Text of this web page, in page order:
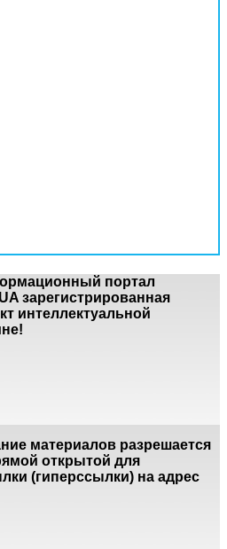
портал
зарегистрированная
интеллектуальной
материалов разрешается
открытой для
(гиперссылки) на адрес